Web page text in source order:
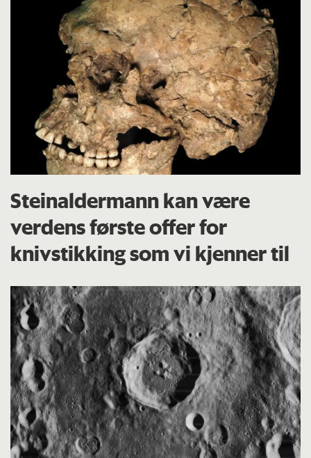
Steinaldermann kan være
verdens første offer for
knivstikking som vi kjenner til